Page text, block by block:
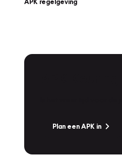
Plan een APK in